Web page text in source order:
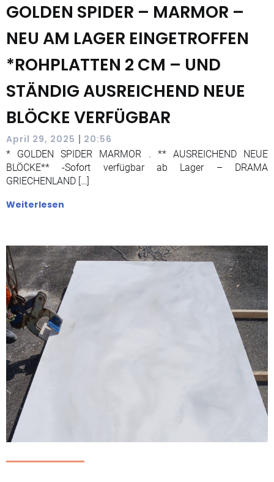
GOLDEN SPIDER – MARMOR –
NEU AM LAGER EINGETROFFEN
*ROHPLATTEN 2 CM – UND
STÄNDIG AUSREICHEND NEUE
BLÖCKE VERFÜGBAR
April 29, 2025 | 20:56
* GOLDEN SPIDER MARMOR . ** AUSREICHEND NEUE
BLÖCKE** -Sofort verfügbar ab Lager – DRAMA
GRIECHENLAND […]
Weiterlesen